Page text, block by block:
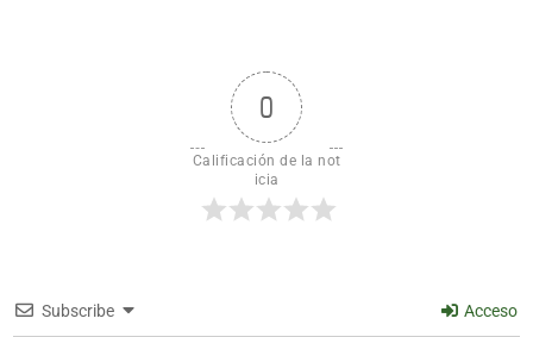
0
Calificación de la not
icia
Subscribe Acceso